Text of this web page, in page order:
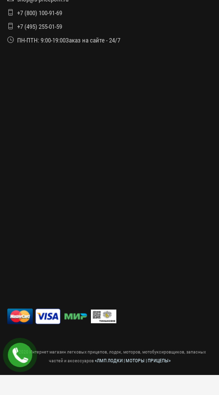
+7 (800) 100-91-69
+7 (495) 255-01-59
ПН-ПТН: 9:00-19:00Заказ на сайте - 24/7
© 2020 Интернет магазин легковых прицепов, лодок, моторов, мотобуксировщиков, запасных
частей и аксессуаров«ЛМП ЛОДКИ | МОТОРЫ | ПРИЦЕПЫ»